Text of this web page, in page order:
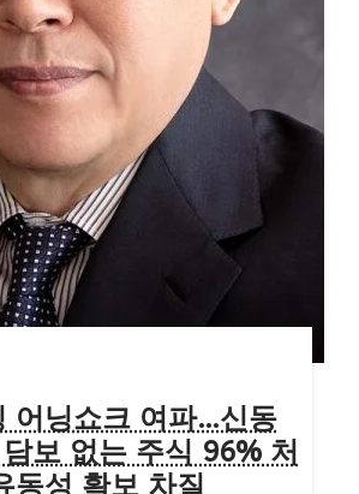
어닝쇼크 여파…신동
보 없는 주식 96% 처
동성 확보 차질